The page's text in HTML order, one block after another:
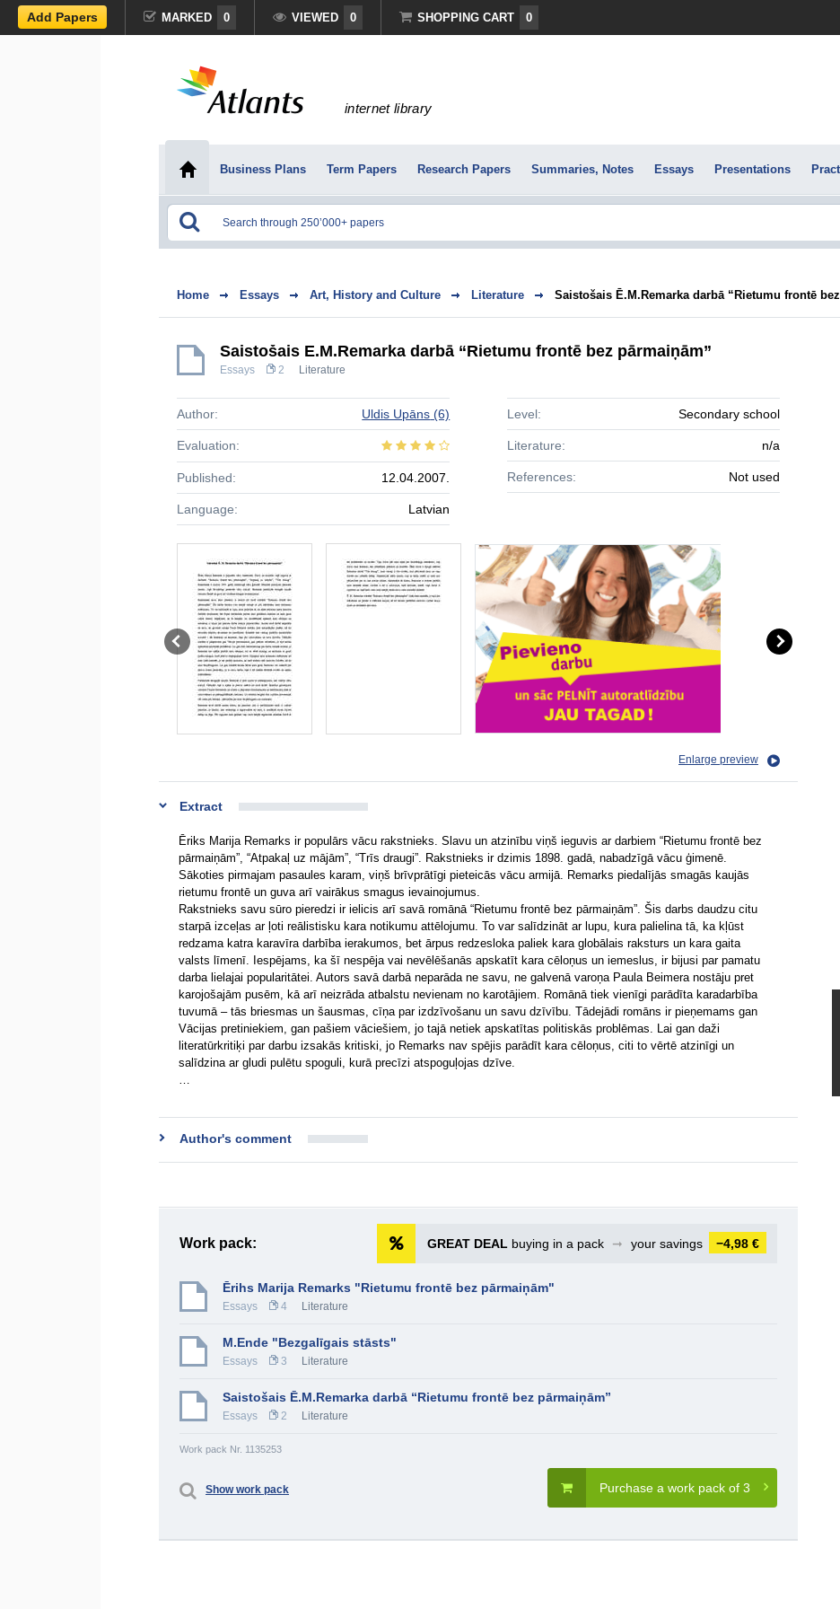
Add Papers MARKED 0 VIEWED 0 SHOPPING CART 0
internet library
Business Plans Term Papers Research Papers Summaries, Notes Essays Presentations
Home Essays Art, History and Culture Literature Saistošais Ē.M.Remarka darbā “Rietumu frontē
Saistošais Ē.M.Remarka darbā “Rietumu frontē bez pārmaiņām”
Essays 2 Literature
Author: Uldis Upāns (6)
Evaluation:
Published: 12.04.2007.
Language: Latvian
Level: Secondary school
Literature: n/a
References: Not used
Enlarge preview
Extract
Ēriks Marija Remarks ir populārs vācu rakstnieks. Slavu un atzinību viņš ieguvis ar darbiem “Rietumu frontē bez
pārmaiņām”, “Atpakaļ uz mājām”, “Trīs draugi”. Rakstnieks ir dzimis 1898. gadā, nabadzīgā vācu ģimenē.
Sākoties pirmajam pasaules karam, viņš brīvprātīgi pieteicās vācu armijā. Remarks piedalījās smagās kaujās
rietumu frontē un guva arī vairākus smagus ievainojumus.
Rakstnieks savu sūro pieredzi ir ielicis arī savā romānā “Rietumu frontē bez pārmaiņām”. Šis darbs daudzu citu
starpā izceļas ar ļoti reālistisku kara notikumu attēlojumu. To var salīdzināt ar lupu, kura palielina tā, ka kļūst
redzama katra karavīra darbība ierakumos, bet ārpus redzesloka paliek kara globālais raksturs un kara gaita
valsts līmenī. Iespējams, ka šī nespēja vai nevēlēšanās apskatīt kara cēloņus un iemeslus, ir bijusi par pamatu
darba lielajai popularitātei. Autors savā darbā neparāda ne savu, ne galvenā varoņa Paula Beimera nostāju pret
karojošajām pusēm, kā arī neizrāda atbalstu nevienam no karotājiem. Romānā tiek vienīgi parādīta karadarbība
tuvumā – tās briesmas un šausmas, cīņa par izdzīvošanu un savu dzīvību. Tādejādi romāns ir pieņemams gan
Vācijas pretiniekiem, gan pašiem vāciešiem, jo tajā netiek apskatītas politiskās problēmas. Lai gan daži
literatūrkritiķi par darbu izsakās kritiski, jo Remarks nav spējis parādīt kara cēloņus, citi to vērtē atzinīgi un
salīdzina ar gludi pulētu spoguli, kurā precīzi atspoguļojas dzīve.
…
Author's comment
Work pack: GREAT DEAL buying in a pack ➞ your savings −4,98 €
Ērihs Marija Remarks "Rietumu frontē bez pārmaiņām"
Essays 4 Literature
M.Ende "Bezgalīgais stāsts"
Essays 3 Literature
Saistošais Ē.M.Remarka darbā “Rietumu frontē bez pārmaiņām”
Essays 2 Literature
Work pack Nr. 1135253
Purchase a work pack of 3
Show work pack